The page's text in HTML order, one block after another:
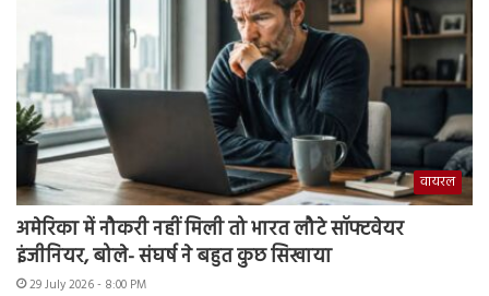
वायरल
अमेरिका में नौकरी नहीं मिली तो भारत लौटे सॉफ्टवेयर
इंजीनियर, बोले- संघर्ष ने बहुत कुछ सिखाया
29 July 2026 - 8:00 PM